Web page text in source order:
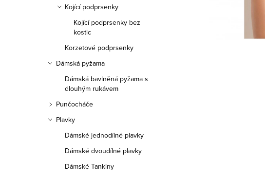
Kojící podprsenky
Kojící podprsenky bez
kostic
Korzetové podprsenky
Dámská pyžama
Dámská bavlněná pyžama s
dlouhým rukávem
Punčocháče
Plavky
Dámské jednodílné plavky
Dámské dvoudílné plavky
Dámské Tankiny